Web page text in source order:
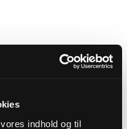
indhold og til